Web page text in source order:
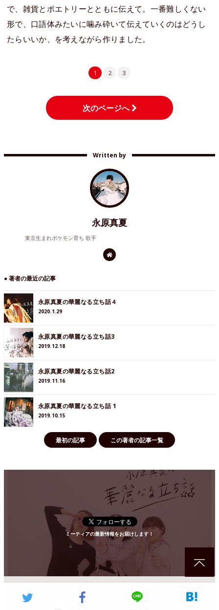
で、雑貨とポエトリーとともに伝えて。一番難しくない
形で、口語体みたいに噛み砕いて伝えていくのはどうし
たらいいか、を考えながら作りました。
1 2 3
次のページへ
Written by
永原真夏
東京生まれポケモン育ち 歌手
● 著者の最近の記事
永原真夏の華麗なる立ち話４
2020.1.29
永原真夏の華麗なる立ち話3
2019.12.18
永原真夏の華麗なる立ち話2
2019.11.16
永原真夏の華麗なる立ち話 1
2019.10.15
最初の記事 この著者の記事一覧
ミーティアの最新情報をお届けします！
ミーティア公式ラインアカウント